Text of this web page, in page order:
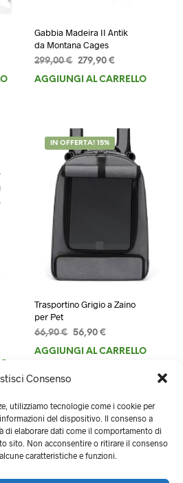
Consenso
utilizziamo tecnologie come i cookie per
del dispositivo. Il consenso a
di elaborare dati come il comportamento di
sito. Non acconsentire o ritirare il consenso
caratteristiche e funzioni.
Gabbia Madeira II Antik
da Montana Cages
299,00€ Il
prezzo
279,90 €Il
prezzo
AGGIUNGI AL CARRELLO
IN OFFERTA! 15%
Trasportino Grigio a Zaino
per Pet
66,90€ Il
prezzo
66,90 €.
56,90 €Il
prezzo
AGGIUNGI AL CARRELLO